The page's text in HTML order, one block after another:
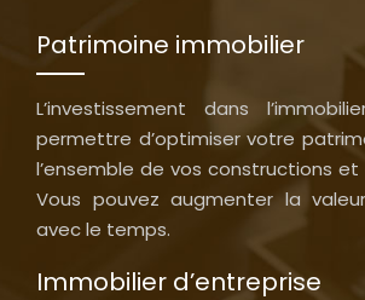
Patrimoine immobilier
L’investissement dans
permettre d’optimiser votre
l’ensemble de vos constructions
Vous pouvez augmenter la
avec le temps.
Immobilier d’entreprise